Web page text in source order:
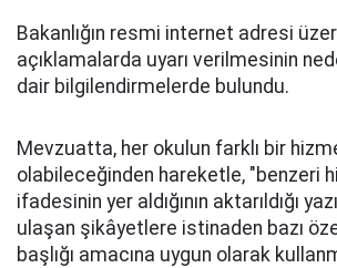
Bakanlığın resmi internet adresi
açıklamalarda uyarı verilmesinin
dair bilgilendirmelerde bulundu.
Mevzuatta, her okulun farklı bir
olabileceğinden hareketle, "benzeri
ifadesinin yer aldığının aktarıldığı
ulaşan şikâyetlere istinaden bazı
başlığı amacına uygun olarak